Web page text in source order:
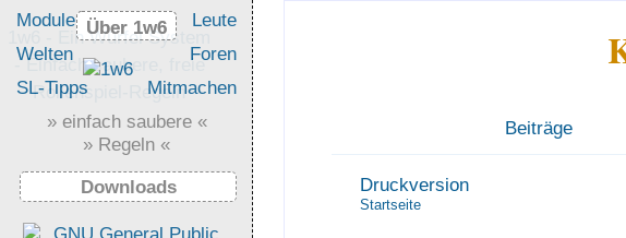
1w6 - Ein Würfel System
- Einfach saubere, freie
Rollenspiel-Regeln
Beiträge
Druckversion
Startseite
Über 1w6
Module
Leute
Welten
Foren
SL-Tipps
Mitmachen
» einfach saubere «
» Regeln «
Über 1w6
Downloads